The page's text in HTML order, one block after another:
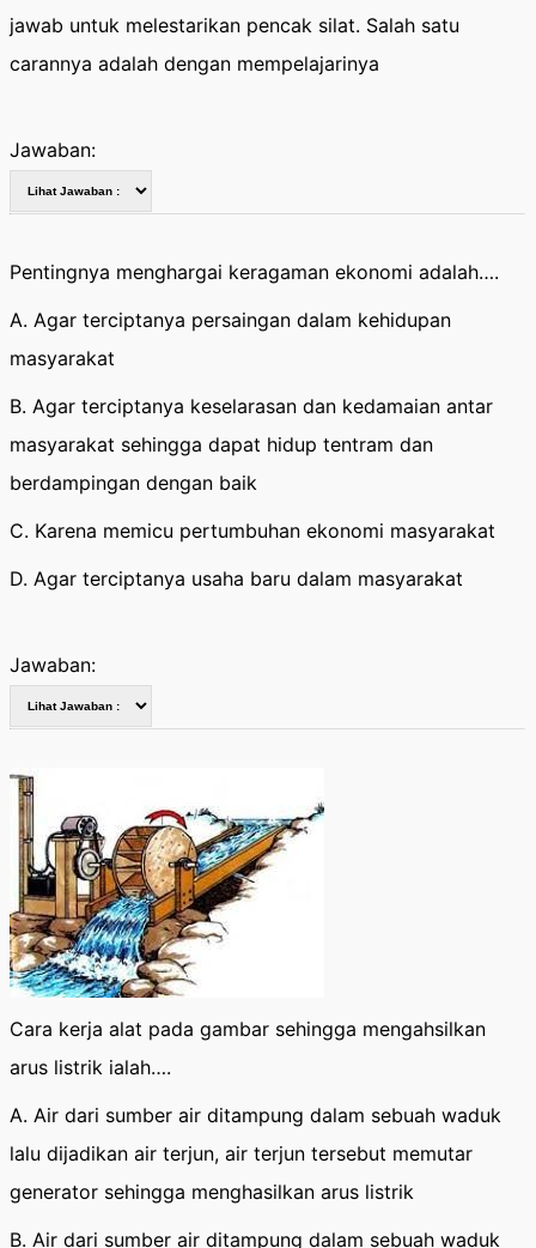
jawab untuk melestarikan pencak silat. Salah satu
carannya adalah dengan mempelajarinya
Jawaban:
Pentingnya menghargai keragaman ekonomi adalah….
A. Agar terciptanya persaingan dalam kehidupan
masyarakat
B. Agar terciptanya keselarasan dan kedamaian antar
masyarakat sehingga dapat hidup tentram dan
berdampingan dengan baik
C. Karena memicu pertumbuhan ekonomi masyarakat
D. Agar terciptanya usaha baru dalam masyarakat
Jawaban:
Cara kerja alat pada gambar sehingga mengahsilkan
arus listrik ialah….
A. Air dari sumber air ditampung dalam sebuah waduk
lalu dijadikan air terjun, air terjun tersebut memutar
generator sehingga menghasilkan arus listrik
B. Air dari sumber air ditampung dalam sebuah waduk